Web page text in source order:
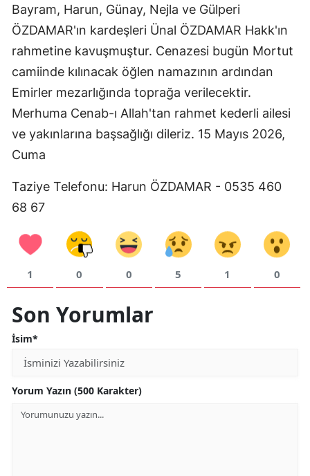
Giresun
Gümüşhane
Hatay
Isparta
Kars
Kastamonu
Kayseri
Bayram, Harun, Günay, Nejla ve Gülperi
ÖZDAMAR'ın kardeşleri Ünal ÖZDAMAR Hakk'ın
rahmetine kavuşmuştur. Cenazesi bugün Mortut
camiinde kılınacak öğlen namazının ardından
Emirler mezarlığında toprağa verilecektir.
Merhuma Cenab-ı Allah'tan rahmet kederli ailesi
ve yakınlarına başsağlığı dileriz. 15 Mayıs 2026,
Cuma
Taziye Telefonu: Harun ÖZDAMAR - 0535 460
68 67
1 0 0 5 1 0
Son Yorumlar
İsim*
Yorum Yazın (500 Karakter)